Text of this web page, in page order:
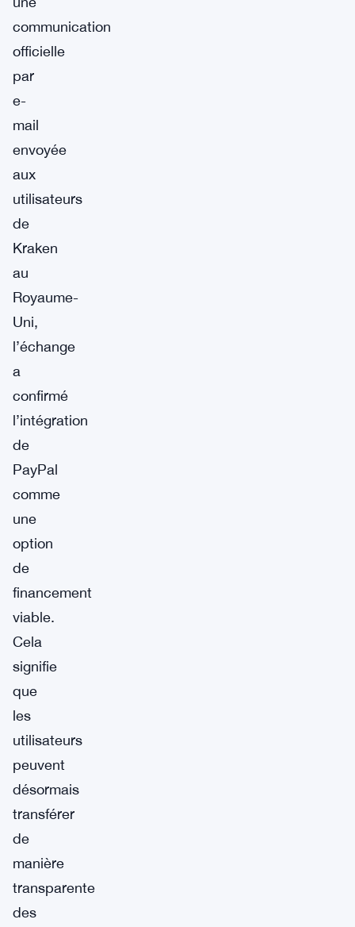
communication
officielle
par
e-
mail
envoyée
aux
utilisateurs
de
Kraken
au
Royaume-
Uni,
l’échange
a
confirmé
l’intégration
de
PayPal
comme
une
option
de
financement
viable.
Cela
signifie
que
les
utilisateurs
peuvent
désormais
transférer
de
manière
transparente
des